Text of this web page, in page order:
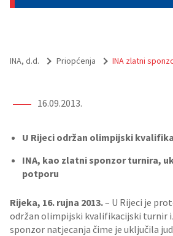
INA, d.d. Priopćenja INA zlatni
16.09.2013.
U Rijeci održan olimpijski
INA, kao zlatni sponzor turnira,
potporu
Rijeka, 16. rujna 2013.– U Rijeci je
održan olimpijski kvalifikacijski turnir
sponzor natjecanja čime je uključila